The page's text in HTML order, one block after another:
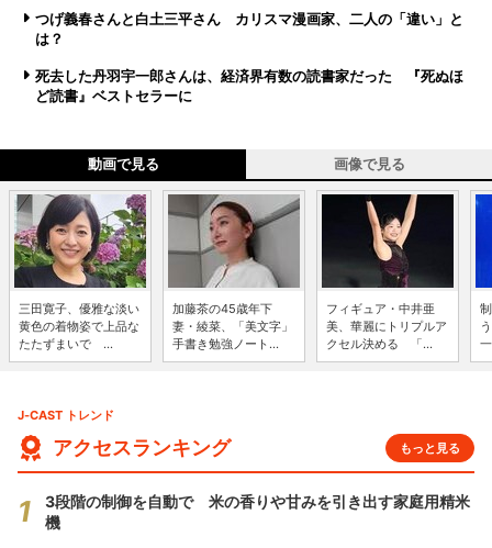
つげ義春さんと白土三平さん カリスマ漫画家、二人の「違い」と
は？
死去した丹羽宇一郎さんは、経済界有数の読書家だった 『死ぬほ
ど読書』ベストセラーに
動画で見る 画像で見る
三田寛子、優雅な淡い
黄色の着物姿で上品な
たたずまいで ...
加藤茶の45歳年下
妻・綾菜、「美文字」
手書き勉強ノート...
フィギュア・中井亜
美、華麗にトリプルア
クセル決める 「...
J-CAST トレンド
アクセスランキング もっと見る
3段階の制御を自動で 米の香りや甘みを引き出す家庭用精米
機